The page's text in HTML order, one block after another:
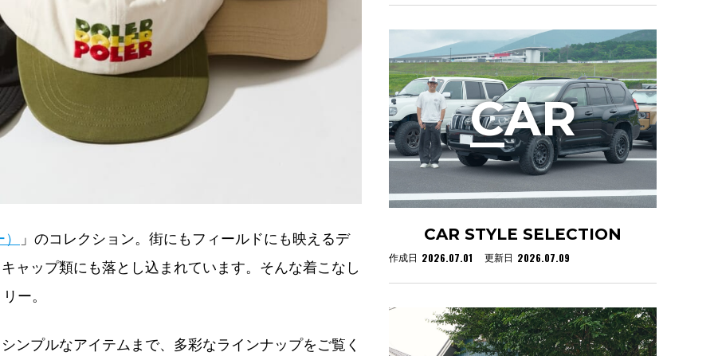
」のコレクション。街にもフィールドにも映えるデ
ャップ類にも落とし込まれています。そんな着こなし
ー。
ンプルなアイテムまで、多彩なラインナップをご覧く
CAR STYLE SELECTION
作成日 2026.07.01 更新日 2026.07.09
CAR